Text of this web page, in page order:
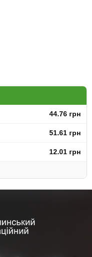
44.76 грн
51.61 грн
12.01 грн